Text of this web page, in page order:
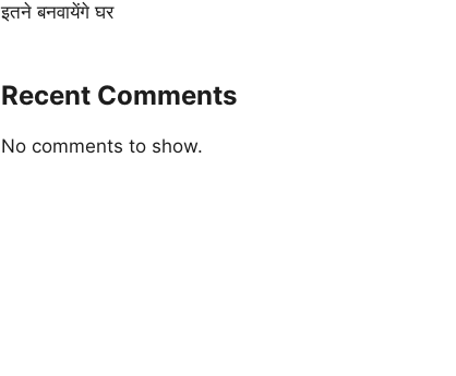
इतने बनवायेंगे घर
Recent Comments
No comments to show.